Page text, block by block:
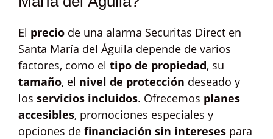
El precio de una alarma Securitas Direct en
Santa María del Águila depende de varios
factores, como el tipo de propiedad, su
tamaño, el nivel de protección deseado y
los servicios incluidos. Ofrecemos planes
accesibles, promociones especiales y
opciones de financiación sin intereses para